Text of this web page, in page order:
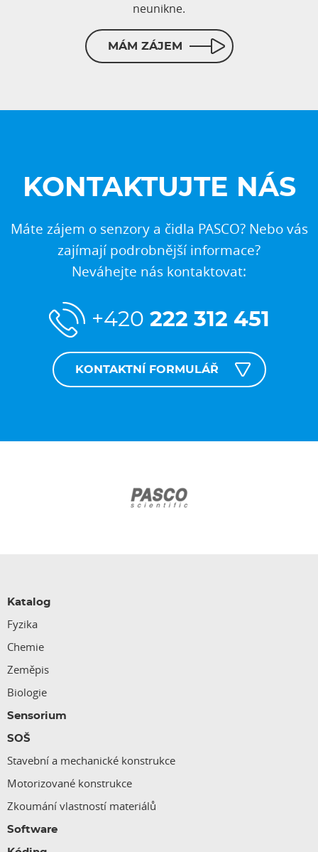
neunikne.
MÁM ZÁJEM
KONTAKTUJTE NÁS
Máte zájem o senzory a čidla PASCO? Nebo vás
zajímají podrobnější informace?
Neváhejte nás kontaktovat:
+420 222 312 451
KONTAKTNÍ FORMULÁŘ
Katalog
Fyzika
Chemie
Zeměpis
Biologie
Sensorium
SOŠ
Stavební a mechanické konstrukce
Motorizované konstrukce
Zkoumání vlastností materiálů
Software